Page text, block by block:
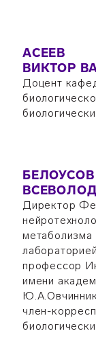
АСЕЕВ
ВИКТОР
Доцент
БЕЛОУСОВ
Директор
метаболизма
профессор
имени
член-